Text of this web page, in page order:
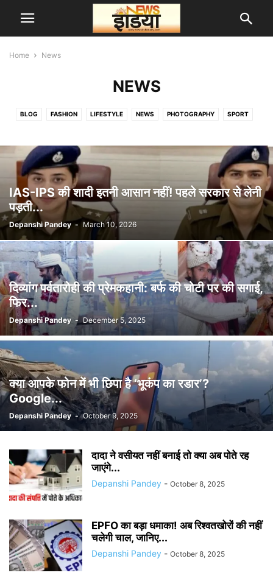
Home News
NEWS
BLOG FASHION LIFESTYLE NEWS PHOTOGRAPHY SPORT
देश बिजनेस मनोरंजन राजनीति वास्तु शास्त्र
IAS-IPS की शादी इतनी आसान नहीं! पहले सरकार से लेनी
पड़ती...
Depanshi Pandey - March 10, 2026
दिव्यांग पर्वतारोही की प्रेमकहानी: बर्फ की चोटी पर की सगाई,
फिर...
Depanshi Pandey - December 5, 2025
क्या आपके फोन में भी छिपा है ‘भूकंप का रडार’?
Google...
Depanshi Pandey - October 9, 2025
दादा ने वसीयत नहीं बनाई तो क्या अब पोते रह
जाएंगे...
Depanshi Pandey - October 8, 2025
EPFO का बड़ा धमाका! अब रिश्वतखोरों की नहीं
चलेगी चाल, जानिए...
Depanshi Pandey - October 8, 2025